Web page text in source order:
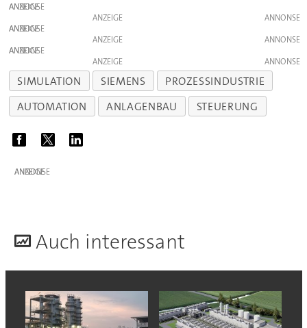
ANZEIGE
ANZEIGE
ANZEIGE
ANZEIGE
ANZEIGE
ANZEIGE
SIMULATION SIEMENS
PROZESSINDUSTRIE
AUTOMATION
ANLAGENBAU STEUERUNG
ANZEIGE
Auch interessant